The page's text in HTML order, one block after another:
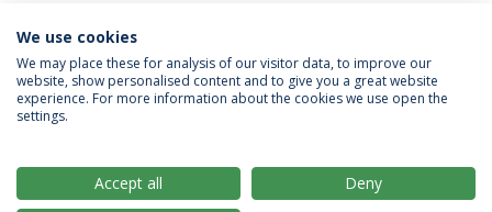
PRÓXIMOS EVENTOS
Política de Privacidade
Termos & Condições
We use cookies
We may place these for analysis of our visitor data, to improve our
website, show personalised content and to give you a great website
experience. For more information about the cookies we use open the
settings.
Accept all Deny